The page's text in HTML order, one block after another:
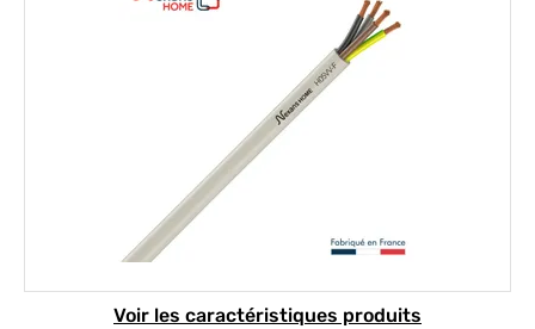
Element 1 sur 1
Voir les caractéristiques produits